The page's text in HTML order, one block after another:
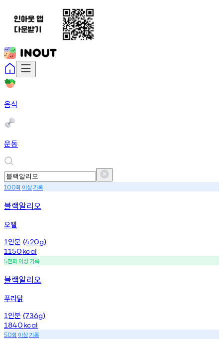
음식
운동
100회 이상기록
블랙알리오
오뗄
1 인분 (420g)
1150kcal
5천회 이상기록
블랙알리오
푸라닭
1 인분 (736g)
1840kcal
50회 이상기록